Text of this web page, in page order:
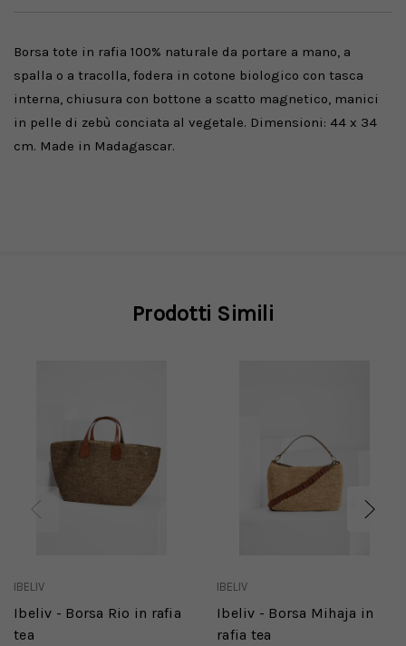
Borsa tote in rafia 100% naturale da portare a mano, a
spalla o a tracolla, fodera in cotone biologico con tasca
interna, chiusura con bottone a scatto magnetico, manici
in pelle di zebù conciata al vegetale. Dimensioni: 44 x 34
cm. Made in Madagascar.
Prodotti Simili
IBELIV
Ibeliv - Borsa Rio in rafia
tea
IBELIV
Ibeliv - Borsa Mihaja in
rafia tea